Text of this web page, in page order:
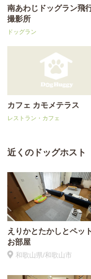
南あわじドッグラン飛
撮影所
ドッグラン
カフェ カモメテラス
レストラン・カフェ
近くのドッグホスト
えりかとたかしとペッ
お部屋
和歌山県/和歌山市